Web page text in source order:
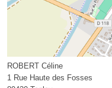
ROBERT Céline
1 Rue Haute des Fosses